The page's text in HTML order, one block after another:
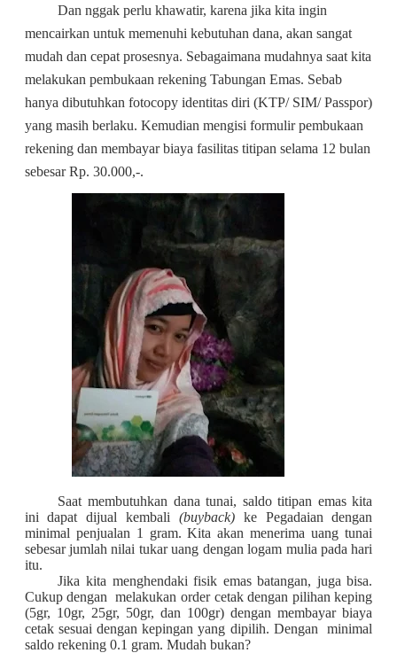
Dan nggak perlu khawatir, karena jika kita ingin
mencairkan untuk memenuhi kebutuhan dana, akan sangat
mudah dan cepat prosesnya. Sebagaimana mudahnya saat kita
melakukan pembukaan rekening Tabungan Emas. Sebab
hanya dibutuhkan fotocopy identitas diri (KTP/ SIM/ Passpor)
yang masih berlaku. Kemudian mengisi formulir pembukaan
rekening dan membayar biaya fasilitas titipan selama 12 bulan
sebesar Rp. 30.000,-.
Saat membutuhkan dana tunai, saldo titipan emas kita
ini dapat dijual kembali (buyback)ke Pegadaian dengan
minimal penjualan 1 gram. Kita akan menerima uang tunai
sebesar jumlah nilai tukar uang dengan logam mulia pada hari
itu.
Jika kita menghendaki fisik emas batangan, juga bisa.
Cukup dengan
melakukan order cetak dengan pilihan keping
(5gr, 10gr, 25gr, 50gr, dan 100gr) dengan membayar biaya
cetak sesuai dengan kepingan yang dipilih. Dengan
minimal
saldo rekening 0.1 gram. Mudah bukan?